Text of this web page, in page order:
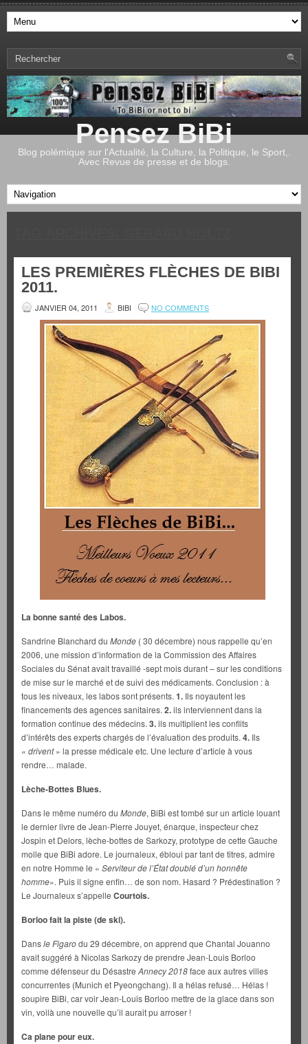
Pensez BiBi
Blog polémique sur l'Actualité, la Culture, la Politique, le Sport,.
Avec Revue de presse et de blogs.
LES PREMIÈRES FLÈCHES DE BIBI
2011.
JANVIER 04, 2011 BIBI NO COMMENTS
La bonne santé des Labos.
Sandrine Blanchard du Monde ( 30 décembre) nous rappelle qu’en
2006, une mission d’information de la Commission des Affaires
Sociales du Sénat avait travaillé -sept mois durant – sur les conditions
de mise sur le marché et de suivi des médicaments. Conclusion : à
tous les niveaux, les labos sont présents. 1. Ils noyautent les
financements des agences sanitaires. 2.ils interviennent dans la
formation continue des médecins. 3.ils multiplient les conflits
d’intérêts des experts chargés de l’évaluation des produits. 4. Ils
« drivent» la presse médicale etc. Une lecture d’article à vous
rendre… malade.
Lèche-Bottes Blues.
Dans le même numéro du Monde, BiBi est tombé sur un article louant
le dernier livre de Jean-Pierre Jouyet, énarque, inspecteur chez
Jospin et Delors, lèche-bottes de Sarkozy, prototype de cette Gauche
molle que BiBi adore. Le journaleux, ébloui par tant de titres, admire
en notre Homme le « Serviteur de l’État doublé d’un honnête
homme». Puis il signe enfin… de son nom. Hasard ? Prédestination ?
Le Journaleux s’appelle Courtois.
Borloo fait la piste (de ski).
Dansle Figarodu 29 décembre, on apprend que Chantal Jouanno
avait suggéré à Nicolas Sarkozy de prendre Jean-Louis Borloo
comme défenseur du Désastre Annecy 2018face aux autres villes
concurrentes (Munich et Pyeongchang). Il a hélas refusé… Hélas !
soupire BiBi, car voir Jean-Louis Borloo mettre de la glace dans son
vin, voilà une nouvelle qu’il aurait pu arroser !
Ca plane pour eux.